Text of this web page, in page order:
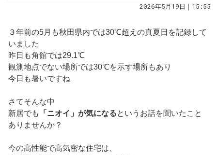
2026年5月19日｜15:55
３年前の5月も秋田県内では30℃超えの真夏日を記録して
いました
昨日も角館では29.1℃
観測地点でない場所では30℃を示す場所もあり
今日も暑いですね
さてそんな中
新居でも
「ニオイ」が気になるというお話を聞いたこと
ありませんか？
今の高性能で高気密な住宅は、